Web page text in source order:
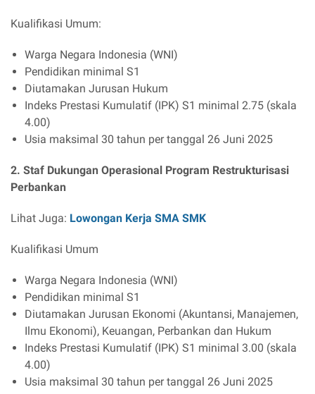
Kualifikasi Umum:
Warga Negara Indonesia (WNI)
Pendidikan minimal S1
Diutamakan Jurusan Hukum
Indeks Prestasi Kumulatif (IPK) S1 minimal 2.75 (skala
4.00)
Usia maksimal 30 tahun per tanggal 26 Juni 2025
2. Staf Dukungan Operasional Program Restrukturisasi
Perbankan
Lihat Juga: Lowongan Kerja SMA SMK
Kualifikasi Umum
Warga Negara Indonesia (WNI)
Pendidikan minimal S1
Diutamakan Jurusan Ekonomi (Akuntansi, Manajemen,
Ilmu Ekonomi), Keuangan, Perbankan dan Hukum
Indeks Prestasi Kumulatif (IPK) S1 minimal 3.00 (skala
4.00)
Usia maksimal 30 tahun per tanggal 26 Juni 2025